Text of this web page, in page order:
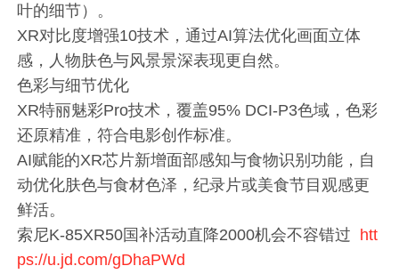
叶的细节）。
XR对比度增强10技术，通过AI算法优化画面立体
感，人物肤色与风景景深表现更自然。
色彩与细节优化
XR特丽魅彩Pro技术，覆盖95% DCI-P3色域，色彩
还原精准，符合电影创作标准。
AI赋能的XR芯片新增面部感知与食物识别功能，自
动优化肤色与食材色泽，纪录片或美食节目观感更
鲜活。
索尼K-85XR50国补活动直降2000机会不容错过 htt
ps://u.jd.com/gDhaPWd